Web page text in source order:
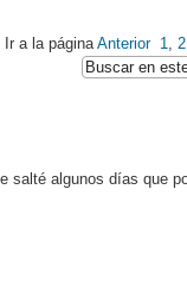
Ir a la páginaAnterior 1, 2
salté algunos días que